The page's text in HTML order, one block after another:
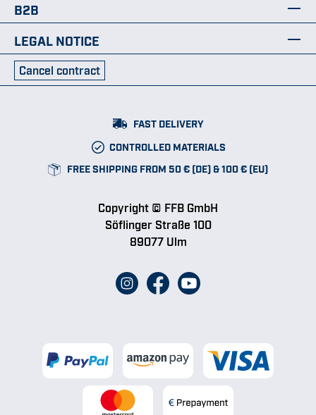
B2B
LEGAL NOTICE
Cancel contract
FAST DELIVERY
CONTROLLED MATERIALS
FREE SHIPPING FROM 50 € (DE) & 100 € (EU)
Copyright © FFB GmbH
Söflinger Straße 100
89077 Ulm